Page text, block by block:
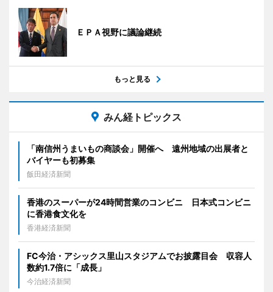
ＥＰＡ視野に議論継続
もっと見る
みん経トピックス
「南信州うまいもの商談会」開催へ 遠州地域の出展者と
バイヤーも初募集
飯田経済新聞
香港のスーパーが24時間営業のコンビニ 日本式コンビニ
に香港食文化を
香港経済新聞
FC今治・アシックス里山スタジアムでお披露目会 収容人
数約1.7倍に「成長」
今治経済新聞